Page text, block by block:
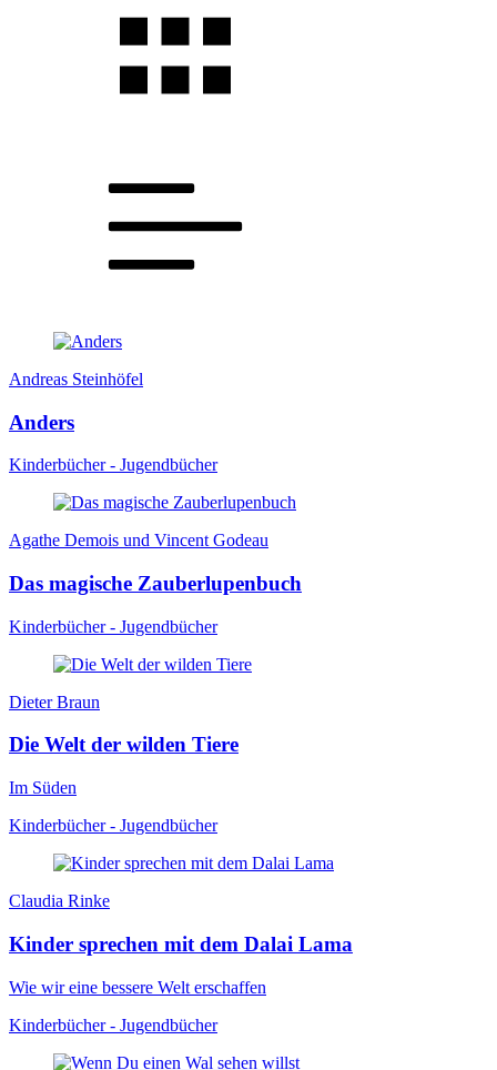
Andreas Steinhöfel
Anders
Kinderbücher - Jugendbücher
Agathe Demois und Vincent Godeau
Das magische Zauberlupenbuch
Kinderbücher - Jugendbücher
Dieter Braun
Die Welt der wilden Tiere
Im Süden
Kinderbücher - Jugendbücher
Claudia Rinke
Kinder sprechen mit dem Dalai Lama
Wie wir eine bessere Welt erschaffen
Kinderbücher - Jugendbücher